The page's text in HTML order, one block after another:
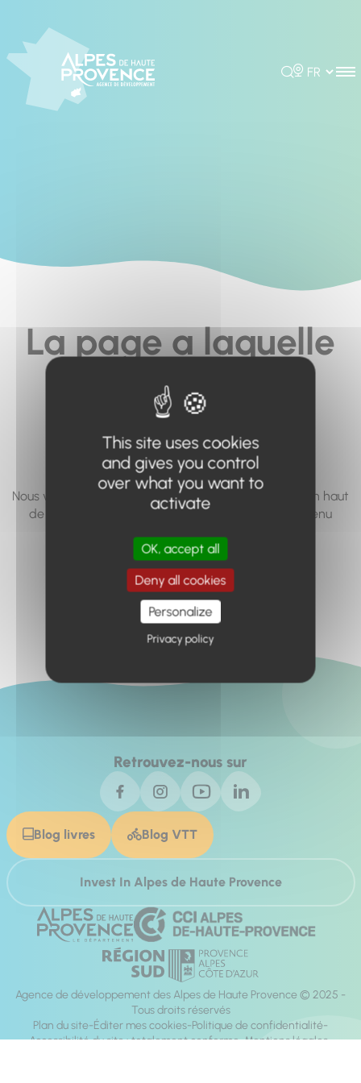
Rechercher
Choisir la
La page a laquelle
vous cherchez à
accéder n'existe
pas... ou plus.
Nous vous invitons à utiliser le moteur de recherche en haut
de page, ou à utiliser le menu pour trouver le contenu
Retour à l'accueil
Retrouvez-nous sur
Blog livres Blog VTT
Invest In Alpes de Haute Provence
Agence de développement des Alpes de Haute Provence © 2025 -
Tous droits réservés
Plan du site Éditer mes cookies Politique de confidentialité
Accessibilité du site : totalement conforme Mentions légales
This site uses cookies
and gives you control
over what you want to
activate
OK, accept all
Deny all cookies
Personalize
Privacy policy